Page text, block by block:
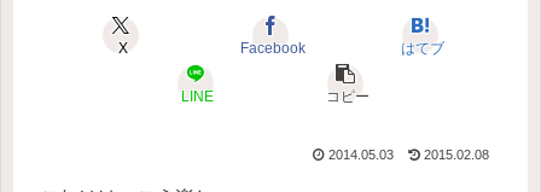
X Facebook はてブ
LINE コピー
2014.05.03 2015.02.08